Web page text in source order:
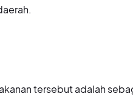
tersebut adalah